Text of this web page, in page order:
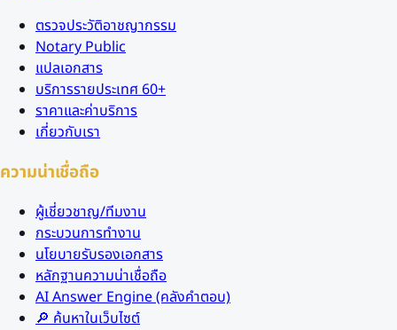
ตรวจประวัติอาชญากรรม
Notary Public
แปลเอกสาร
บริการรายประเทศ 60+
ราคาและค่าบริการ
เกี่ยวกับเรา
ความน่าเชื่อถือ
ผู้เชี่ยวชาญ/ทีมงาน
กระบวนการทำงาน
นโยบายรับรองเอกสาร
หลักฐานความน่าเชื่อถือ
AI Answer Engine (คลังคำตอบ)
🔎 ค้นหาในเว็บไซต์